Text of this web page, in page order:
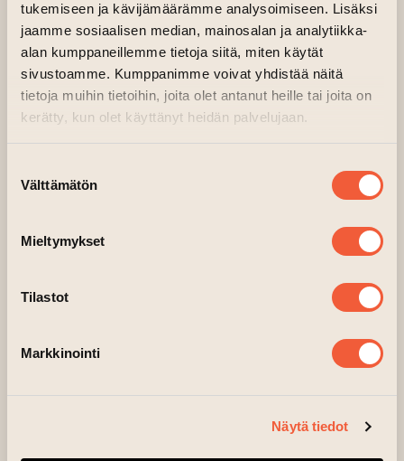
tukemiseen ja kävijämäärämme analysoimiseen. Lisäksi
jaamme sosiaalisen median, mainosalan ja analytiikka-
alan kumppaneillemme tietoja siitä, miten käytät
sivustoamme. Kumppanimme voivat yhdistää näitä
tietoja muihin tietoihin, joita olet antanut heille tai joita on
kerätty, kun olet käyttänyt heidän palvelujaan.
valinta
Välttämätön
Mieltymykset
Tilastot
Markkinointi
Näytä tiedot
Tulkaa viettämään yhteinen hetki saven
äärellä! Olitte sitten ensikertalaisia tai saven
kanssa jo tuttuja, tämä kurssi tarjoaa
mahdollisuuden rauhoittua ja yhteisen kivan
yhteisessä hetkessä syntyy vuodesta toiseen
taideteokset. Kurssilla sekä lapsi että aikuinen
teoksensa. Oman työn voi muotoilla vapaasti
käsin, tai käyttää apuna työpajassa valmiina
ottaa myös oman piirustuksen malliksi (max.